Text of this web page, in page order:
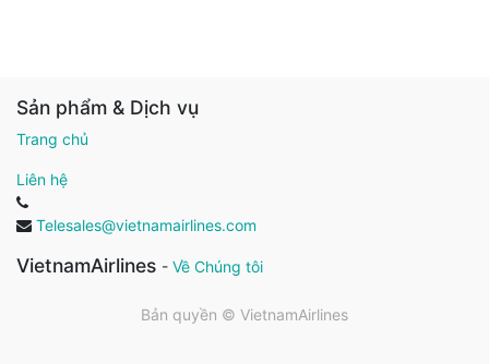
Sản phẩm & Dịch vụ
Trang chủ
Liên hệ
Telesales@vietnamairlines.com
VietnamAirlines - Về Chúng tôi
Bản quyền © VietnamAirlines